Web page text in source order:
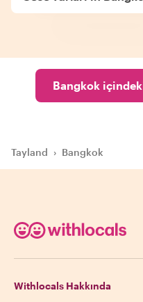
Bangkok
Tayland › Bangkok
Withlocals Hakkında